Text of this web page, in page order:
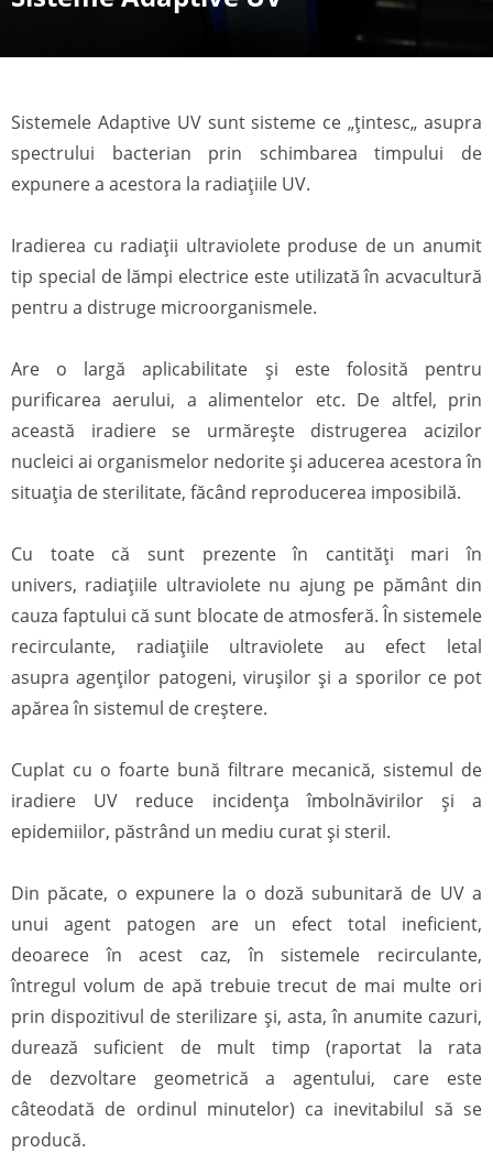
Sistemele Adaptive UV sunt sisteme ce „țintesc„ asupra
spectrului bacterian prin schimbarea timpului de
expunere a acestora la radiațiile UV.
Iradierea cu radiații ultraviolete produse de un anumit
tip special de lămpi electrice este utilizată în acvacultură
pentru a distruge microorganismele.
Are o largă aplicabilitate și este folosită pentru
purificarea aerului, a alimentelor etc. De altfel, prin
această iradiere se urmărește distrugerea acizilor
nucleici ai organismelor nedorite și aducerea acestora în
situația de sterilitate, făcând reproducerea imposibilă.
Cu toate că sunt prezente în cantități mari în
univers, radiațiile ultraviolete nu ajung pe pământ din
cauza faptului că sunt blocate de atmosferă. În sistemele
recirculante, radiațiile ultraviolete au efect letal
asupra agenților patogeni, virușilor și a sporilor ce pot
apărea în sistemul de creștere.
Cuplat cu o foarte bună filtrare mecanică, sistemul de
iradiere UV reduce incidența îmbolnăvirilor și a
epidemiilor, păstrând un mediu curat și steril.
Din păcate, o expunere la o doză subunitară de UV a
unui agent patogen are un efect total ineficient,
deoarece în acest caz, în sistemele recirculante,
întregul volum de apă trebuie trecut de mai multe ori
prin dispozitivul de sterilizare și, asta, în anumite cazuri,
durează suficient de mult timp (raportat la rata
de dezvoltare geometrică a agentului, care este
câteodată de ordinul minutelor) ca inevitabilul să se
producă.